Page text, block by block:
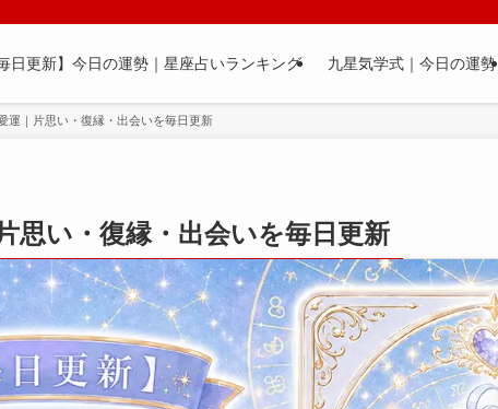
毎日更新】今日の運勢｜星座占いランキング 九星気学式｜今日の運勢
運｜片思い・復縁・出会いを毎日更新
思い・復縁・出会いを毎日更新